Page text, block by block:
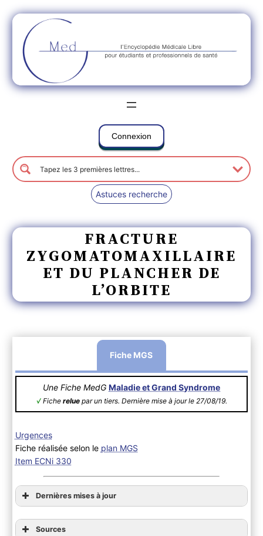
Connexion
Astuces recherche
FRACTURE
ZYGOMATOMAXILLAIRE
ET DU PLANCHER DE
L’ORBITE
Fiche MGS
Une Fiche MedG Maladie et Grand Syndrome
√Fiche reluepar un tiers. Dernière mise à jour le 27/08/19.
Urgences
Fiche réalisée selon le plan MGS
Item ECNi 330
Dernières mises à jour
Sources